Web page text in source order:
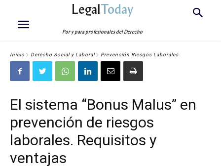
LegalToday
Por y para profesionales del Derecho
Inicio Derecho Social y Laboral Prevención Riesgos Laborales
El sistema “Bonus Malus” en
prevención de riesgos
laborales. Requisitos y
ventajas